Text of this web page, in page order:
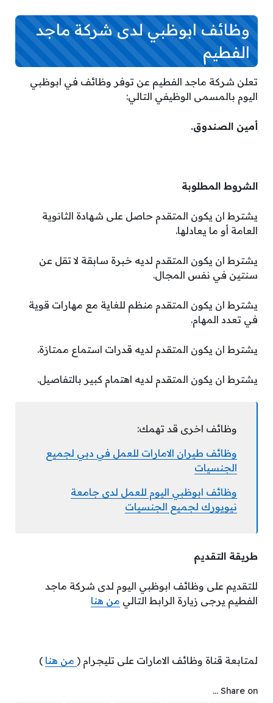
وظائف ابوظبي لدى شركة ماجد
الفطيم
تعلن شركة ماجد الفطيم عن توفر وظائف في ابوظبي
اليوم بالمسمى الوظيفي التالي:
أمين الصندوق.
الشروط المطلوبة
يشترط ان يكون المتقدم حاصل على شهادة الثانوية
العامة أو ما يعادلها.
يشترط ان يكون المتقدم لديه خبرة سابقة لا تقل عن
سنتين في نفس المجال.
يشترط ان يكون المتقدم منظم للغاية مع مهارات قوية
في تعدد المهام.
يشترط ان يكون المتقدم لديه قدرات استماع ممتازة.
يشترط ان يكون المتقدم لديه اهتمام كبير بالتفاصيل.
وظائف اخرى قد تهمك:
وظائف طيران الامارات للعمل في دبي لجميع
الجنسيات
وظائف ابوظبي اليوم للعمل لدى جامعة
نيويورك لجميع الجنسيات
طريقة التقديم
للتقديم على وظائف ابوظبي اليوم لدى شركة ماجد
الفطيم يرجى زيارة الرابط التالي من هنا
لمتابعة قناة وظائف الامارات على تليجرام ( من هنا )
Share on ...